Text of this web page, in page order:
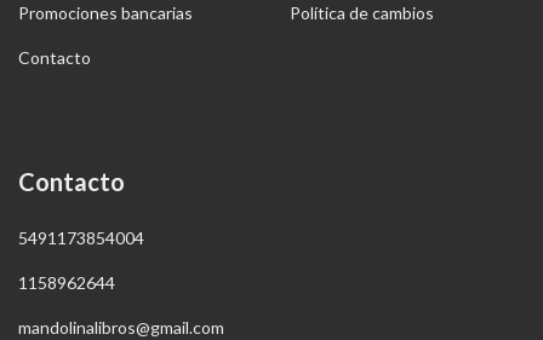
Promociones bancarias Política de cambios
Contacto
Contacto
5491173854004
1158962644
mandolinalibros@gmail.com